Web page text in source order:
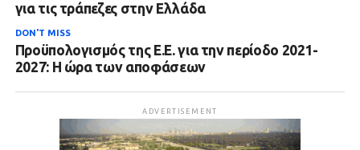
για τις τράπεζες στην Ελλάδα
DON'T MISS
Προϋπολογισμός της Ε.Ε. για την περίοδο 2021-
2027: Η ώρα των αποφάσεων
ADVERTISEMENT